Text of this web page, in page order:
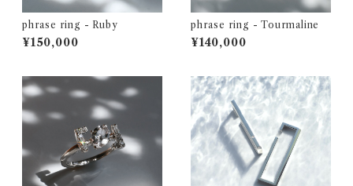
phrase ring - Ruby
¥150,000
phrase ring - Tourmaline
¥140,000